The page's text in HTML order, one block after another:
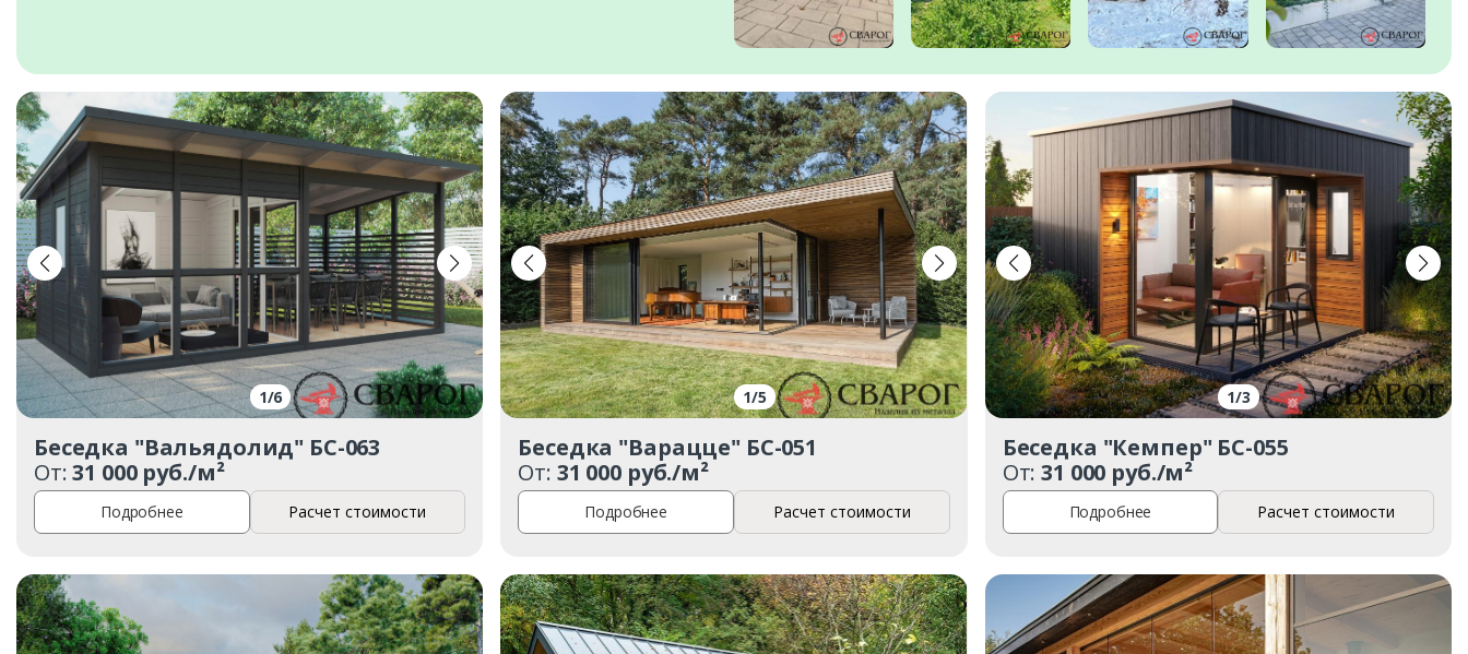
Заказать
Ваше имя*
Ваш телефон*
Комментарий к заказу
1/6
Беседка "Вальядолид" БС-063
От:31 000 руб./м²
Подробнее Расчет стоимости
1/5
Беседка "Варацце" БС-051
От: 31 000 руб./м²
Подробнее Расчет стоимости
1/3
Беседка "Кемпер" БС-055
От:31 000 руб./м²
Подробнее Расчет стоимости